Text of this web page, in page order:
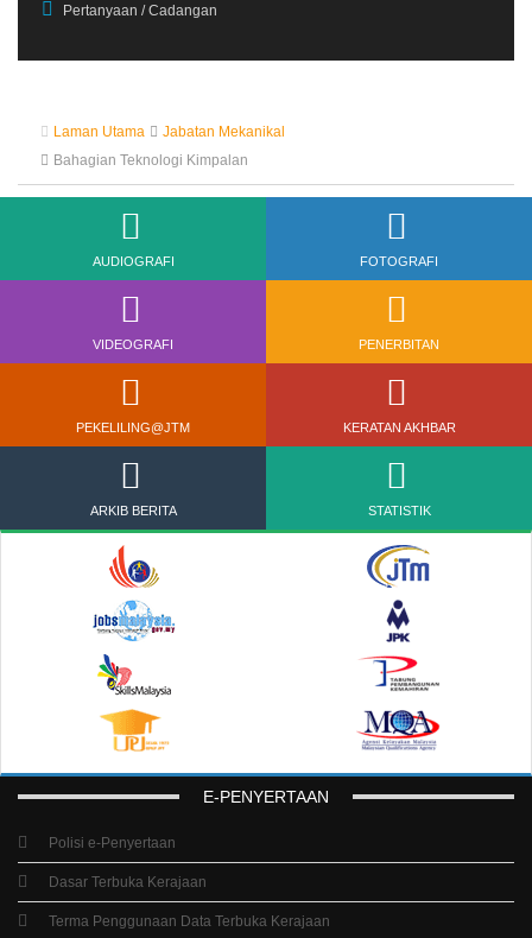
Pertanyaan / Cadangan
Laman Utama
Jabatan Mekanikal
Bahagian Teknologi Kimpalan
AUDIOGRAFI FOTOGRAFI
VIDEOGRAFI PENERBITAN
PEKELILING@JTM KERATAN AKHBAR
ARKIB BERITA STATISTIK
E-PENYERTAAN
Polisi e-Penyertaan
Dasar Terbuka Kerajaan
Terma Penggunaan Data Terbuka Kerajaan